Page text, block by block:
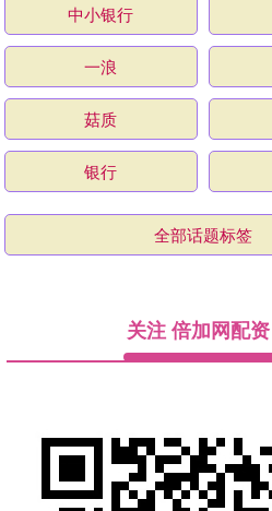
中小银行
一浪
菇质
银行
全部话题标签
关注 倍加网配资